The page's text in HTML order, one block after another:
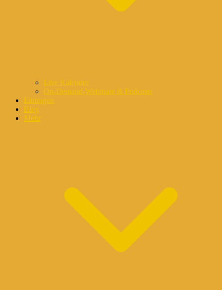
Live Kalender
On-Demand-Webinare & Podcasts
Eintragen
Blog
Mehr